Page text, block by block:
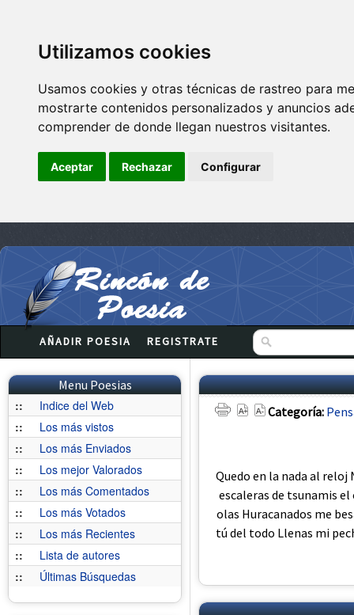
Utilizamos cookies
Usamos cookies y otras técnicas de rastreo para
mostrarte contenidos personalizados y anuncios
comprender de donde llegan nuestros visitantes.
Aceptar Rechazar Configurar
AÑADIR POESIA REGISTRATE
Menu Poesias
::
Indice del Web
::
Los más vistos
::
Los más Enviados
::
Los mejor Valorados
::
Los más Comentados
::
Los más Votados
::
Los más Recientes
::
Lista de autores
::
Últimas Búsquedas
Categoría:
Quedo en la nada al reloj
escaleras de tsunamis
olas Huracanados me
tú del todo Llenas mi